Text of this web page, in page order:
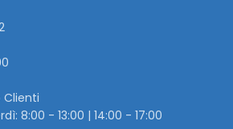
Clienti
8:00 - 13:00 | 14:00 - 17:00